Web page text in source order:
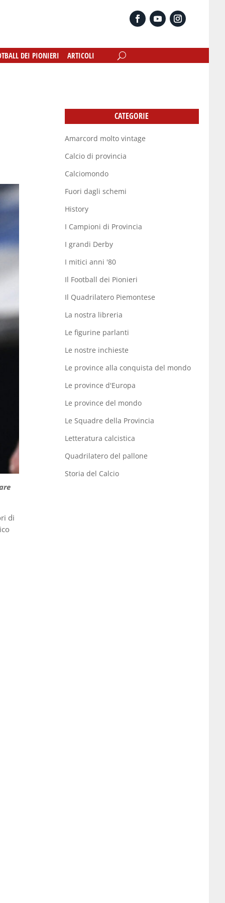
DEI PIONIERI ARTICOLI
DEI PIONIERI ARTICOLI
di
CATEGORIE
Amarcord molto vintage
Calcio di provincia
Calciomondo
Fuori dagli schemi
History
I Campioni di Provincia
I grandi Derby
I mitici anni '80
Il Football dei Pionieri
Il Quadrilatero Piemontese
La nostra libreria
Le figurine parlanti
Le nostre inchieste
Le province alla conquista del mondo
Le province d'Europa
Le province del mondo
Le Squadre della Provincia
Letteratura calcistica
Quadrilatero del pallone
Storia del Calcio